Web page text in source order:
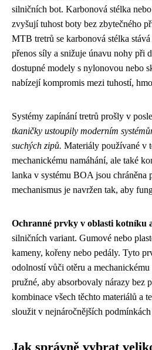
silničních bot. Karbonová stélka
zvyšují tuhost boty bez zbytečného
MTB tretrů se karbonová stélka
přenos síly a snižuje únavu nohy při
dostupné modely s nylonovou nebo
nabízejí kompromis mezi tuhostí,
Systémy zapínání tretrů prošly v
tkaničky ustoupily moderním
suchých zipů. Materiály používané v
mechanickému namáhání, ale také
lanka v systému BOA jsou chráněna
mechanismus je navržen tak, aby
Ochranné prvky v oblasti kotníku
silničních variant. Gumové nebo
kameny, kořeny nebo pedály. Tyto
odolností vůči otěru a
pružné, aby absorbovaly nárazy bez
kombinace všech těchto materiálů a
sloužit v nejnáročnějších
Jak správně vybrat